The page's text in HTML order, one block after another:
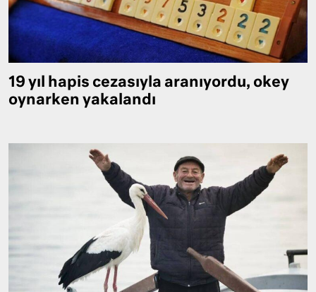
19 yıl hapis cezasıyla aranıyordu, okey
oynarken yakalandı